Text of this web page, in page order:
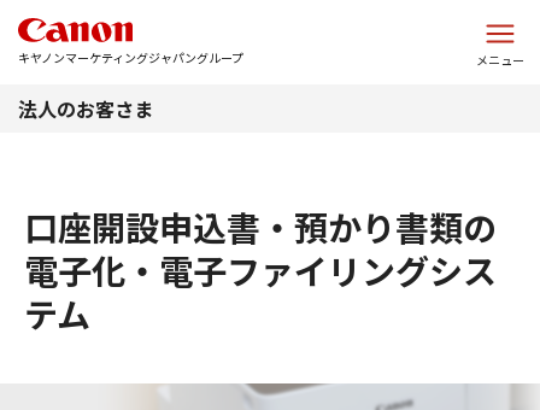
キヤノンマーケティングジャパングループ メニュー
法人のお客さま
口座開設申込書・預かり書類の
電子化・電子ファイリングシス
テム